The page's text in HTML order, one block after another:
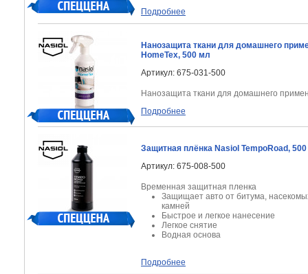
Подробнее
Нанозащита ткани для домашнего
HomeTex, 500 мл
Артикул: 675-031-500
Нанозащита ткани для домашнего
Подробнее
Защитная плёнка Nasiol TempoRoad,
Артикул: 675-008-500
Временная защитная пленка
Защищает авто от битума,
камней
Быстрое и легкое нанесение
Легкое снятие
Водная основа
Подробнее